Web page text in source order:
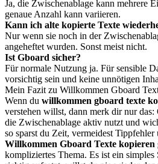
Ja, die Zwischenablage kann mehrere
genaue Anzahl kann variieren.
Kann ich alte kopierte Texte
Nur wenn sie noch in der
angeheftet wurden. Sonst meist nicht.
Ist Gboard sicher?
Für normale Nutzung ja. Für sensible
vorsichtig sein und keine unnötigen
Mein Fazit zu Willkommen Gboard
Wenn du willkommen gboard texte
verstehen willst, dann merk dir nur
die Zwischenablage aktiv nutzt und
so sparst du Zeit, vermeidest Tippfehler
Willkommen Gboard Texte kopieren
kompliziertes Thema. Es ist ein